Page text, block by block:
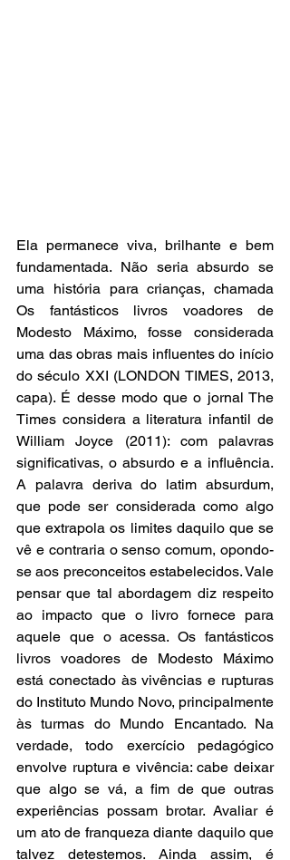
Ela permanece viva, brilhante e bem
fundamentada. Não seria absurdo se
uma história para crianças, chamada
Os fantásticos livros voadores de
Modesto Máximo, fosse considerada
uma das obras mais influentes do início
do século XXI (LONDON TIMES, 2013,
capa). É desse modo que o jornal The
Times considera a literatura infantil de
William Joyce (2011): com palavras
significativas, o absurdo e a influência.
A palavra deriva do latim absurdum,
que pode ser considerada como algo
que extrapola os limites daquilo que se
vê e contraria o senso comum, opondo-
se aos preconceitos estabelecidos. Vale
pensar que tal abordagem diz respeito
ao impacto que o livro fornece para
aquele que o acessa. Os fantásticos
livros voadores de Modesto Máximo
está conectado às vivências e rupturas
do Instituto Mundo Novo, principalmente
às turmas do Mundo Encantado. Na
verdade, todo exercício pedagógico
envolve ruptura e vivência: cabe deixar
que algo se vá, a fim de que outras
experiências possam brotar. Avaliar é
um ato de franqueza diante daquilo que
talvez detestemos. Ainda assim, é